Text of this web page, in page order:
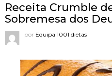
Receita Crumble
Sobremesa dos
por Equipa 1001 dietas